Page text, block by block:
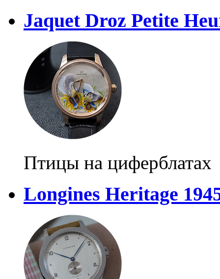
Jaquet Droz Petite
Птицы на циферблатах
Longines Heritage